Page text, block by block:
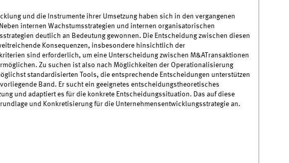
und die Instrumente ihrer Umsetzung haben sich in den vergangenen
internen Wachstumsstrategien und internen organisatorischen
deutlich an Bedeutung gewonnen. Die Entscheidung zwischen diesen
Konsequenzen, insbesondere hinsichtlich der
sind erforderlich, um eine Unterscheidung zwischen M&ATransaktionen
Zu suchen ist also nach Möglichkeiten der Operationalisierung
standardisierten Tools, die entsprechende Entscheidungen unterstützen
Band. Er sucht ein geeignetes entscheidungstheoretisches
und adaptiert es für die konkrete Entscheidungssituation. Das auf diese
und Konkretisierung für die Unternehmensentwicklungsstrategie an.